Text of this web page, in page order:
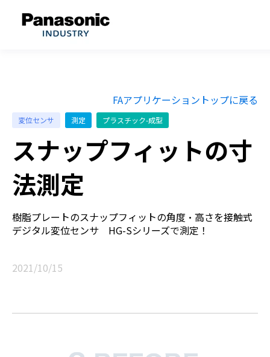
FAアプリケーショントップに戻る
変位センサ 測定 プラスチック-成型
スナップフィットの寸
法測定
樹脂プレートのスナップフィットの角度・高さを接触式
デジタル変位センサ HG-Sシリーズで測定！
2021/10/15